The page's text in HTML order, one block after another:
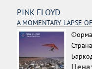
PINK FLOYD
A MOMENTARY LAPSE